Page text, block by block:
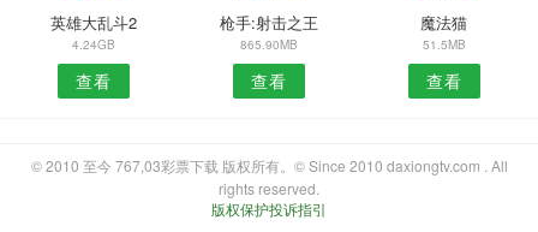
英雄大乱斗2
4.24GB
查看
枪手:射击之王
865.90MB
查看
魔法猫
51.5MB
查看
© 2010 至今 767,03彩票下载 版权所有。© Since 2010 daxiongtv.com . All
rights reserved.
版权保护投诉指引